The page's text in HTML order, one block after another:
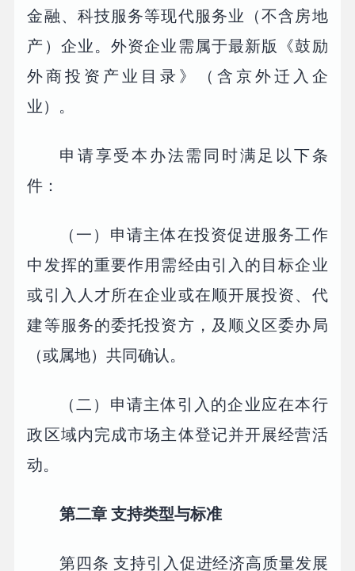
金融、科技服务等现代服务业（不含房地
产）企业。外资企业需属于最新版《鼓励
外商投资产业目录》（含京外迁入企
业）。
申请享受本办法需同时满足以下条
件：
（一）申请主体在投资促进服务工作
中发挥的重要作用需经由引入的目标企业
或引入人才所在企业或在顺开展投资、代
建等服务的委托投资方，及顺义区委办局
（或属地）共同确认。
（二）申请主体引入的企业应在本行
政区域内完成市场主体登记并开展经营活
动。
第二章 支持类型与标准
第四条 支持引入促进经济高质量发展